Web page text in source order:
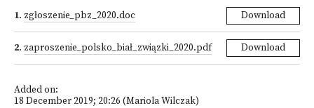
1. zgłoszenie_pbz_2020.doc Download
2. zaproszenie_polsko_biał_związki_2020.pdf Download
Added on:
18 December 2019; 20:26 (Mariola Wilczak)